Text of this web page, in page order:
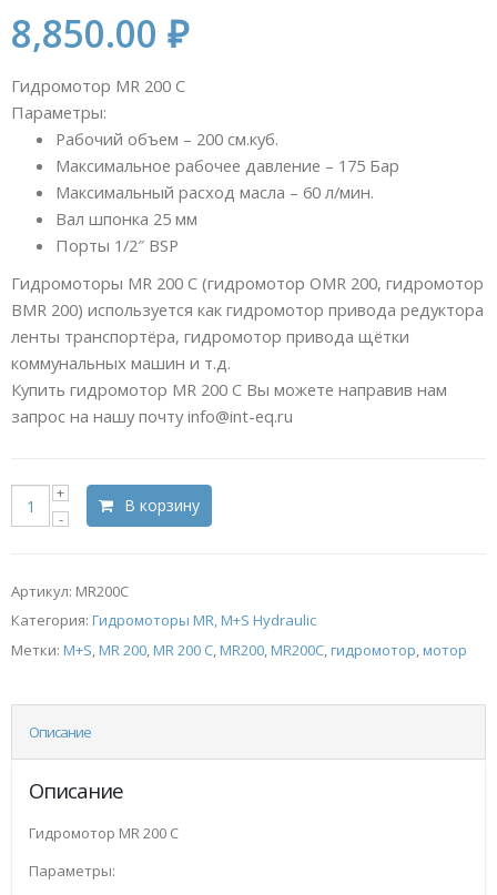
8,850.00 ₽
Гидромотор MR 200 C
Параметры:
Рабочий объем – 200 см.куб.
Максимальное рабочее давление – 175 Бар
Максимальный расход масла – 60 л/мин.
Вал шпонка 25 мм
Порты 1/2″ BSP
Гидромоторы MR 200 С (гидромотор OMR 200, гидромотор
BMR 200) используется как гидромотор привода редуктора
ленты транспортёра, гидромотор привода щётки
коммунальных машин и т.д.
Купить гидромотор MR 200 С Вы можете направив нам
запрос на нашу почту info@int-eq.ru
В корзину
Артикул: MR200C
Категория: Гидромоторы MR, M+S Hydraulic
Метки: M+S,MR 200,MR 200 C,MR200,MR200C,гидромотор,мотор
Описание
Описание
Гидромотор MR 200 С
Параметры: